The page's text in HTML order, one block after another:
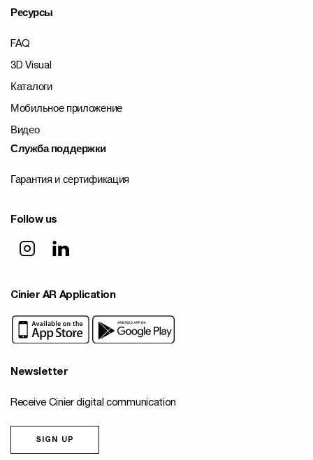
Ресурсы
FAQ
3D Visual
Каталоги
Мобильное приложение
Видео
Служба поддержки
Гарантия и сертификация
Follow us
Cinier AR Application
Newsletter
Receive Cinier digital communication
SIGN UP